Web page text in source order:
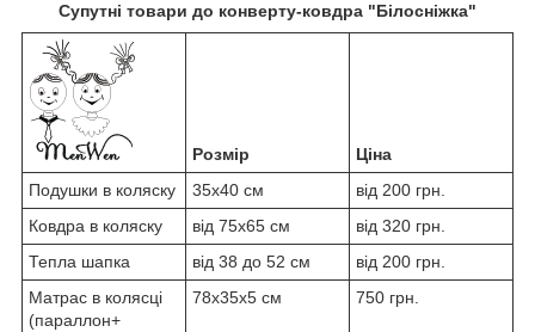
Супутні товари до конверту-ковдра "Білосніжка"
Розмір
Ціна
Подушки в коляску
35x40 см
від 200 грн.
Ковдра в коляску
від 75x65 см
від 320 грн.
Тепла шапка
від 38 до 52 см
від 200 грн.
Матрас в колясці
(параллон+
78x35x5 см 750 грн.